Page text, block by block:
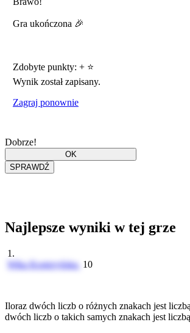
Gra ukończona 🎉
Zdobyte punkty: +⭐
Wynik został zapisany.
Zagraj ponownie
Dobrze!
Najlepsze wyniki w tej grze
1.
Wika Kostrzyńska 10
Iloraz dwóch liczb o różnych znakach jest
dwóch liczb o takich samych znakach jest